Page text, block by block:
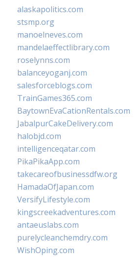
alaskapolitics.com
stsmp.org
manoelneves.com
mandelaeffectlibrary.com
roselynns.com
balanceyoganj.com
salesforceblogs.com
TrainGames365.com
BaytownEvaCationRentals.com
JabalpurCakeDelivery.com
halobjd.com
intelligenceqatar.com
PikaPikaApp.com
takecareofbusinessdfw.org
HamadaOfJapan.com
VersifyLifestyle.com
kingscreekadventures.com
antaeuslabs.com
purelycleanchemdry.com
WishOping.com